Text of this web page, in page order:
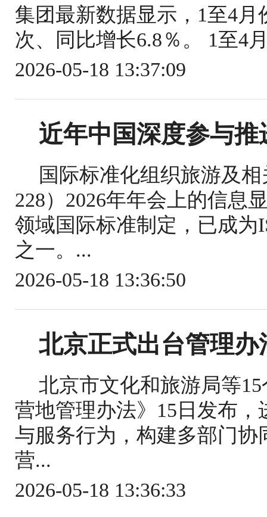
集团最新数据显示，1至4月
次、同比增长6.8％。 1至4
2026-05-18 13:37:09
近年中国深度参与
国际标准化组织旅游及
228）2026年年会上的信息
领域国际标准制定，已成为
之一。...
2026-05-18 13:36:50
北京正式出台管理
北京市文化和旅游局等
营地管理办法》15日发布
与服务行为，构建多部门
营...
2026-05-18 13:36:33